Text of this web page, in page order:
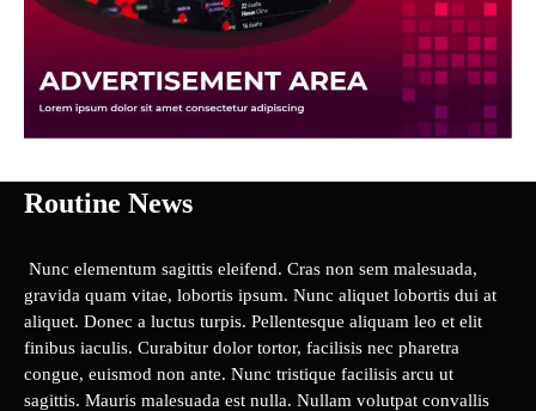
Routine News
Nunc elementum sagittis eleifend. Cras non sem malesuada,
gravida quam vitae, lobortis ipsum. Nunc aliquet lobortis dui at
aliquet. Donec a luctus turpis. Pellentesque aliquam leo et elit
finibus iaculis. Curabitur dolor tortor, facilisis nec pharetra
congue, euismod non ante. Nunc tristique facilisis arcu ut
sagittis. Mauris malesuada est nulla. Nullam volutpat convallis